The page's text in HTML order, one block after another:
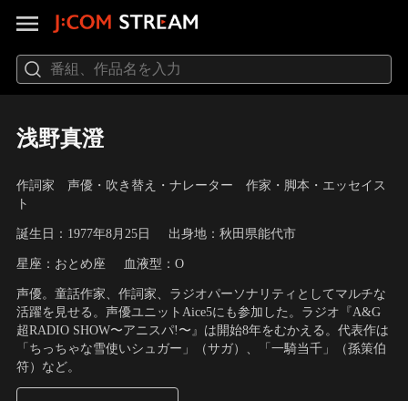
浅野真澄
作詞家 声優・吹き替え・ナレーター 作家・脚本・エッセイス
ト
誕生日：1977年8月25日 出身地：秋田県能代市
星座：おとめ座 血液型：O
声優。童話作家、作詞家、ラジオパーソナリティとしてマルチな
活躍を見せる。声優ユニットAice5にも参加した。ラジオ『A&G
超RADIO SHOW〜アニスパ!〜』は開始8年をむかえる。代表作は
「ちっちゃな雪使いシュガー」（サガ）、「一騎当千」（孫策伯
符）など。